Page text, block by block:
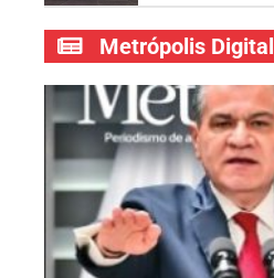
Metrópolis Digital